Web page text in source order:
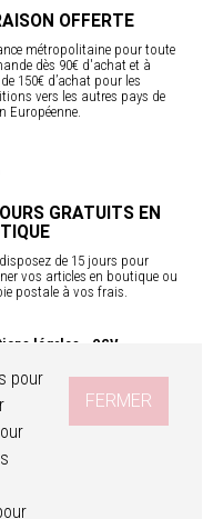
OFFERTE
métropolitaine pour toute
dès 90€ d'achat et à
150€ d’achat pour les
vers les autres pays de
Européenne.
GRATUITS EN
de 15 jours pour
vos articles en boutique ou
postale à vos frais.
légales
CGV
fidélité
internationales
NOUS
pour
FERMER